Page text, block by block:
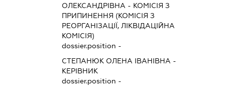
ОЛЕКСАНДРІВНА - КОМІСІЯ З
ПРИПИНЕННЯ (КОМІСІЯ З
РЕОРГАНІЗАЦІЇ, ЛІКВІДАЦІЙНА
КОМІСІЯ)
dossier.position -
СТЕПАНЮК ОЛЕНА ІВАНІВНА -
КЕРІВНИК
dossier.position -